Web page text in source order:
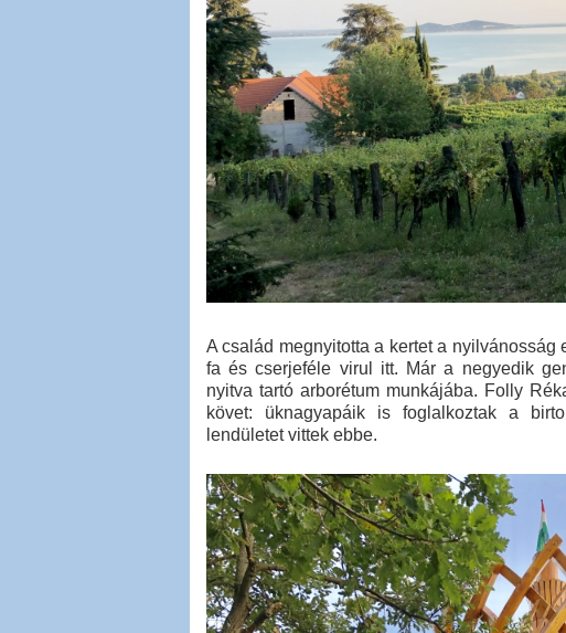
A család megnyitotta a kertet a
fa és cserjeféle virul itt. Már a negyedik
nyitva tartó arborétum munkájába. Folly
követ: üknagyapáik is foglalkoztak a
lendületet vittek ebbe.